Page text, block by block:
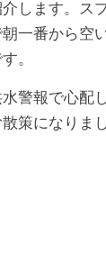
します。ス
一番から空
。
警報で心配
策になりまし